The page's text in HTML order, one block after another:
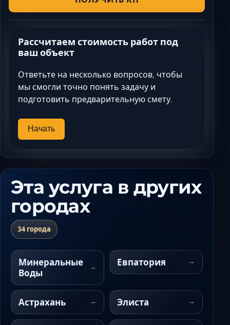
Рассчитаем стоимость работ под
ваш объект
Ответьте на несколько вопросов, чтобы
мы смогли точно понять задачу и
подготовить предварительную смету.
Начать
Эта услуга в других
городах
34 города
Минеральные
Воды
Евпатория
Астрахань Элиста